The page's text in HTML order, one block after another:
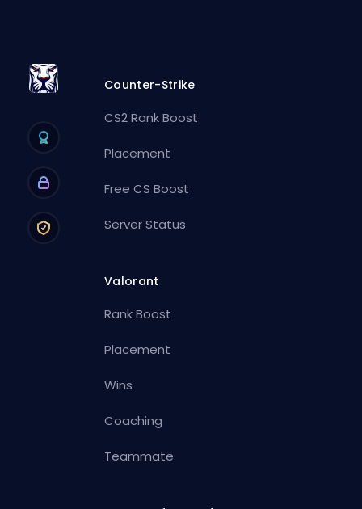
Counter-Strike
CS2 Rank Boost
Placement
Free CS Boost
Server Status
Valorant
Rank Boost
Placement
Wins
Coaching
Teammate